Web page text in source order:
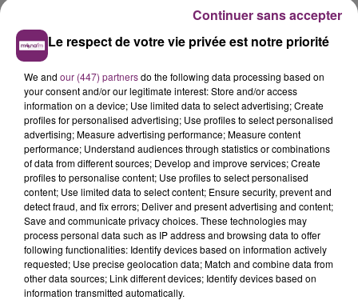
Le respect de votre vie privée est notre priorité
We and our (447) partnersdo the following data processing based on
your consent and/or our legitimate interest: Store and/or access
information on a device; Use limited data to select advertising; Create
profiles for personalised advertising; Use profiles to select personalised
advertising; Measure advertising performance; Measure content
performance; Understand audiences through statistics or combinations
of data from different sources; Develop and improve services; Create
profiles to personalise content; Use profiles to select personalised
content; Use limited data to select content; Ensure security, prevent and
detect fraud, and fix errors; Deliver and present advertising and content;
Save and communicate privacy choices. These technologies may
process personal data such as IP address and browsing data to offer
following functionalities: Identify devices based on information actively
requested; Use precise geolocation data; Match and combine data from
other data sources; Link different devices; Identify devices based on
information transmitted automatically.
Continuer sans accepter